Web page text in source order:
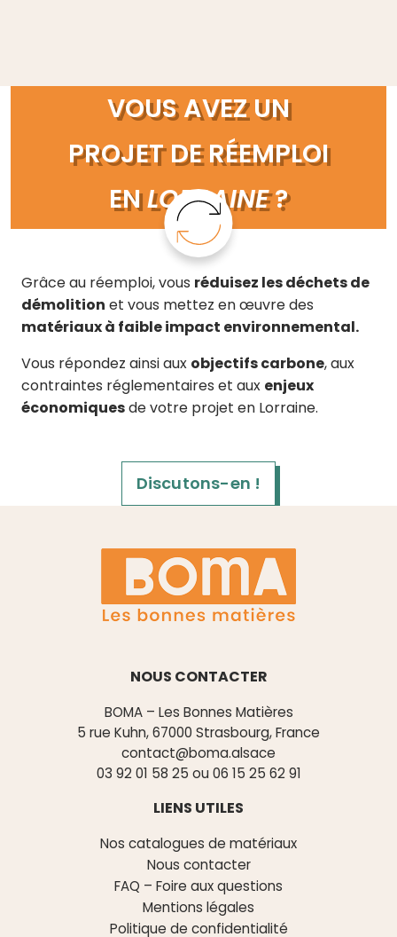
VOUS AVEZ UN
PROJET DE RÉEMPLOI
ENLORRAINE?
Grâce au réemploi, vous réduisez les déchets de
démolition et vous mettez en œuvre des
matériaux à faible impact environnemental.
Vous répondez ainsi aux objectifs carbone, aux
contraintes réglementaires et aux enjeux
économiquesde votre projet en Lorraine.
Discutons-en !
NOUS CONTACTER
BOMA – Les Bonnes Matières
5 rue Kuhn, 67000 Strasbourg, France
contact@boma.alsace
03 92 01 58 25 ou 06 15 25 62 91
LIENS UTILES
Nos catalogues de matériaux
Nous contacter
FAQ – Foire aux questions
Mentions légales
Politique de confidentialité